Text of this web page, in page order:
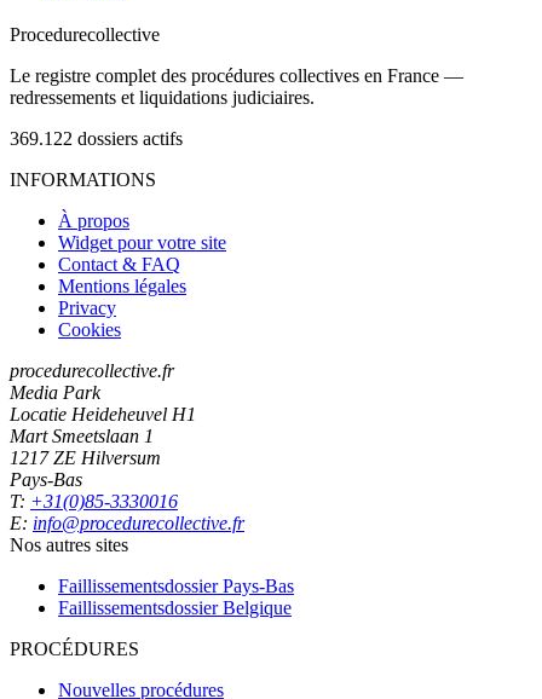
Procedurecollective
Le registre complet des procédures collectives en France —
redressements et liquidations judiciaires.
369.122 dossiers actifs
INFORMATIONS
À propos
Widget pour votre site
Contact & FAQ
Mentions légales
Privacy
Cookies
procedurecollective.fr
Media Park
Locatie Heideheuvel H1
Mart Smeetslaan 1
1217 ZE Hilversum
Pays-Bas
T: +31(0)85-3330016
E: info@procedurecollective.fr
Nos autres sites
Faillissementsdossier Pays-Bas
Faillissementsdossier Belgique
PROCÉDURES
Nouvelles procédures